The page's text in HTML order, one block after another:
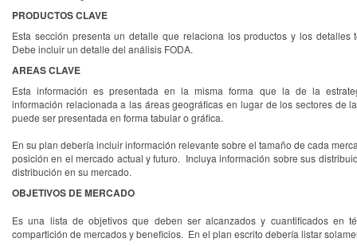
PRODUCTOS CLAVE
Esta sección presenta un detalle que relaciona los productos y los detalles
Debe incluir un detalle del análisis FODA.
AREAS CLAVE
Esta información es presentada en la misma forma que la de la
información relacionada a las áreas geográficas en lugar de los sectores de
puede ser presentada en forma tabular o gráfica.
En su plan debería incluir información relevante sobre el tamaño de cada
posición en el mercado actual y futuro. Incluya información sobre sus
distribución en su mercado.
OBJETIVOS DE MERCADO
Es una lista de objetivos que deben ser alcanzados y cuantificados en
compartición de mercados y beneficios. En el plan escrito debería listar